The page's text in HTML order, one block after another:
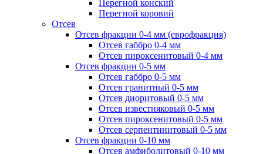
Перегной конский
Перегной коровий
Отсев
Отсев фракции 0-4 мм (еврофракция)
Отсев габбро 0-4 мм
Отсев пироксенитовый 0-4 мм
Отсев фракции 0-5 мм
Отсев габбро 0-5 мм
Отсев гранитный 0-5 мм
Отсев диоритовый 0-5 мм
Отсев известняковый 0-5 мм
Отсев пироксенитовый 0-5 мм
Отсев серпентинитовый 0-5 мм
Отсев фракции 0-10 мм
Отсев амфиболитовый 0-10 мм